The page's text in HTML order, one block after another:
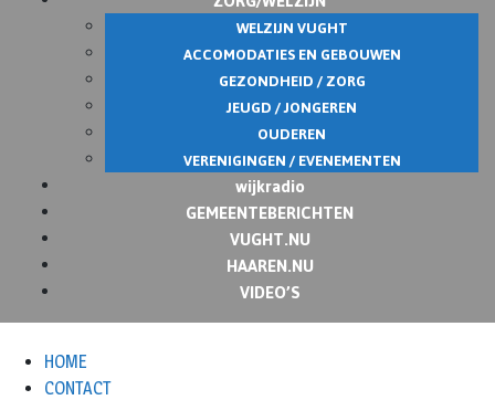
WELZIJN VUGHT
ACCOMODATIES EN GEBOUWEN
GEZONDHEID / ZORG
JEUGD / JONGEREN
OUDEREN
VERENIGINGEN / EVENEMENTEN
wijkradio
GEMEENTEBERICHTEN
VUGHT.NU
HAAREN.NU
VIDEO’S
HOME
CONTACT